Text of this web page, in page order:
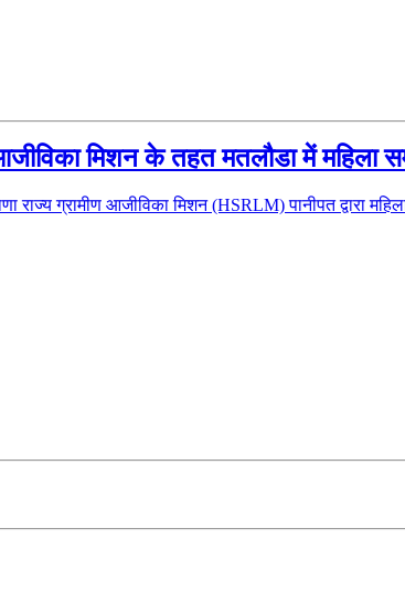
आजीविका मिशन के तहत मतलौडा में महिला
राज्य ग्रामीण आजीविका मिशन (HSRLM) पानीपत द्वारा